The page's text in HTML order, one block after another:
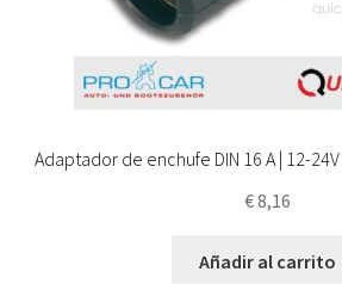
Adaptador de enchufe DIN 16 A | 12-24V
€8,16
Añadir al carrito